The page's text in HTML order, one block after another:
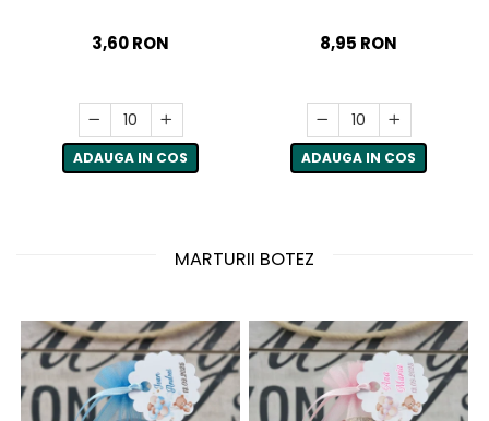
3,60 RON
ADAUGA IN COS
8,95 RON
ADAUGA IN COS
MARTURII BOTEZ